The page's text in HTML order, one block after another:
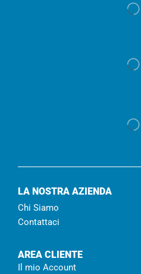
LA NOSTRA AZIENDA
Chi Siamo
Contattaci
AREA CLIENTE
Il mio Account